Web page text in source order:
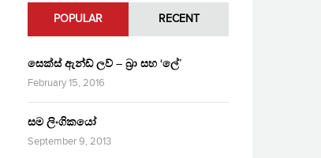
POPULAR RECENT
සෙක්ස් ඇන්ඩ් ලව් – බ්‍රා සහ ‘ලේ’
February 15, 2016
සම ලිංගිකයෝ
September 9, 2013